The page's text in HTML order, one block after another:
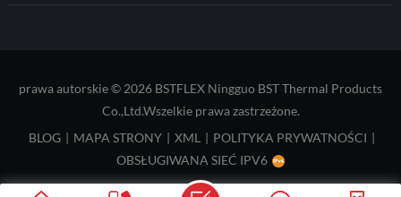
prawa autorskie © 2026 BSTFLEX Ningguo BST Thermal Products
Co.,Ltd.Wszelkie prawa zastrzeżone.
BLOG | MAPA STRONY | XML | POLITYKA PRYWATNOŚCI |
OBSŁUGIWANA SIEĆ IPV6